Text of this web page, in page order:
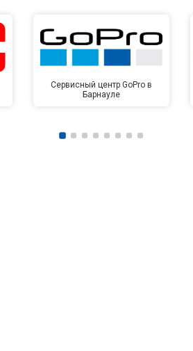
Сервисный центр GoPro в
Барнауле